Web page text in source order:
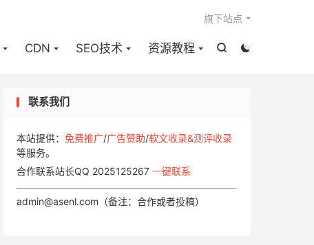


CDN SEO技术 资源教程
旗下站点
联系我们
本站提供： 免费推广/广告赞助/软文收录&测评收录
等服务。
合作联系站长QQ 2025125267 一键联系
admin@asenl.com（备注：合作或者投稿）